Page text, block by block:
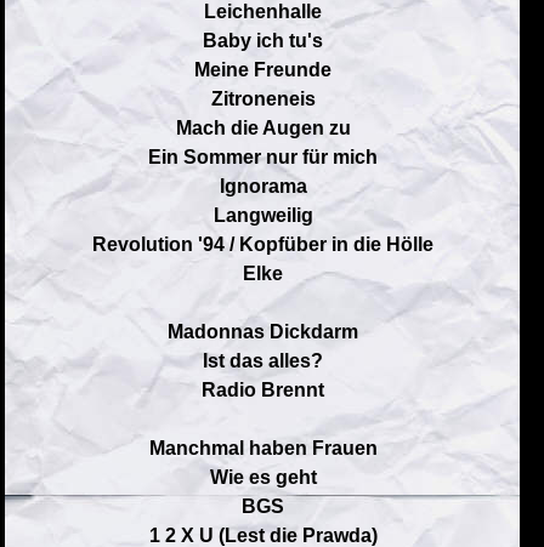
Leichenhalle
Baby ich tu's
Meine Freunde
Zitroneneis
Mach die Augen zu
Ein Sommer nur für mich
Ignorama
Langweilig
Revolution '94 / Kopfüber in die Hölle
Elke
Madonnas Dickdarm
Ist das alles?
Radio Brennt
Manchmal haben Frauen
Wie es geht
BGS
1 2 X U (Lest die Prawda)